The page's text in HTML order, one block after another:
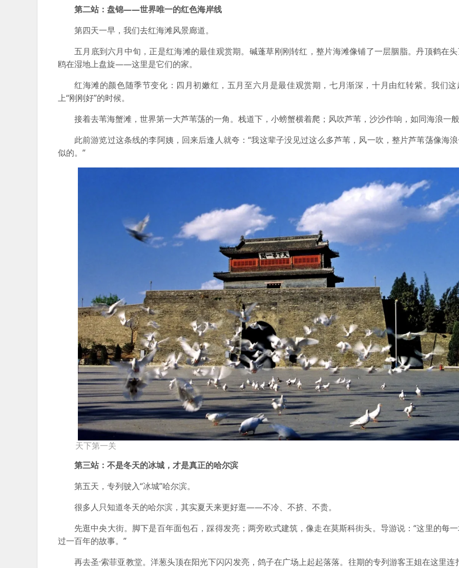
第二站：盘锦——世界唯一的红色海岸线
第四天一早，我们去红海滩风景廊道。
五月底到六月中旬，正是红海滩的最佳观赏期。碱蓬草刚刚转红，整片海滩像铺了一层胭脂。丹顶鹤在
鸥在湿地上盘旋——这里是它们的家。
红海滩的颜色随季节变化：四月初嫩红，五月至六月是最佳观赏期，七月渐深，十月由红转紫。我们
上“刚刚好”的时候。
接着去苇海蟹滩，世界第一大芦苇荡的一角。栈道下，小螃蟹横着爬；风吹芦苇，沙沙作响，如同海浪一般
此前游览过这条线的李阿姨，回来后逢人就夸：“我这辈子没见过这么多芦苇，风一吹，整片芦苇荡像海
似的。”
天下第一关
第三站：不是冬天的冰城，才是真正的哈尔滨
第五天，专列驶入“冰城”哈尔滨。
很多人只知道冬天的哈尔滨，其实夏天来更好逛——不冷、不挤、不贵。
先逛中央大街。脚下是百年面包石，踩得发亮；两旁欧式建筑，像走在莫斯科街头。导游说：“这里的每
过一百年的故事。”
再去圣·索菲亚教堂。洋葱头顶在阳光下闪闪发亮，鸽子在广场上起起落落。往期的专列游客王姐在这里连